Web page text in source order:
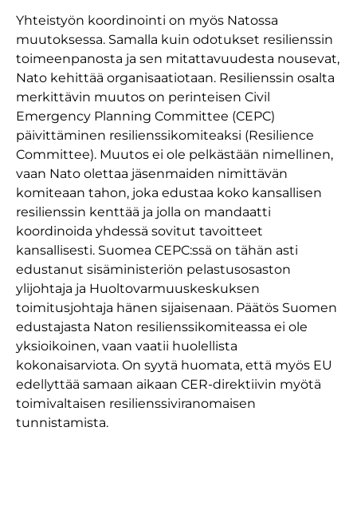
Yhteistyön koordinointi on myös Natossa
muutoksessa. Samalla kuin odotukset resilienssin
toimeenpanosta ja sen mitattavuudesta nousevat,
Nato kehittää organisaatiotaan. Resilienssin osalta
merkittävin muutos on perinteisen Civil
Emergency Planning Committee (CEPC)
päivittäminen resilienssikomiteaksi (Resilience
Committee). Muutos ei ole pelkästään nimellinen,
vaan Nato olettaa jäsenmaiden nimittävän
komiteaan tahon, joka edustaa koko kansallisen
resilienssin kenttää ja jolla on mandaatti
koordinoida yhdessä sovitut tavoitteet
kansallisesti. Suomea CEPC:ssä on tähän asti
edustanut sisäministeriön pelastusosaston
ylijohtaja ja Huoltovarmuuskeskuksen
toimitusjohtaja hänen sijaisenaan. Päätös Suomen
edustajasta Naton resilienssikomiteassa ei ole
yksioikoinen, vaan vaatii huolellista
kokonaisarviota. On syytä huomata, että myös EU
edellyttää samaan aikaan CER-direktiivin myötä
toimivaltaisen resilienssiviranomaisen
tunnistamista.